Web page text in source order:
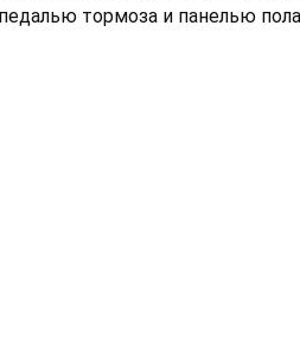
тормоза и панелью